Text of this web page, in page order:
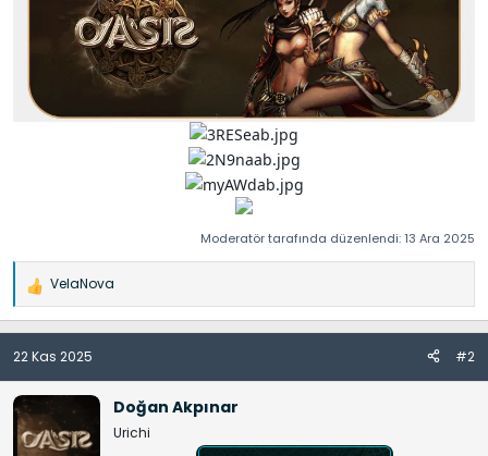
Moderatör tarafında düzenlendi: 13 Ara 2025
İ
a
d
e
l
e
r
VelaNova
22 Kas 2025 #2
Doğan Akpınar
Urichi